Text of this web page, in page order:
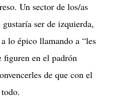
Un sector de los/as
gustaría ser de izquierda,
lo épico llamando a “les
figuren en el padrón
de que con el